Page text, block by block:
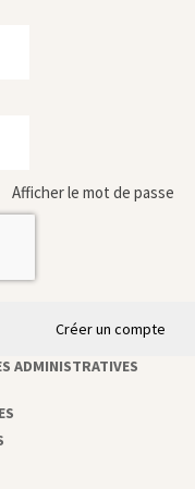
Afficher le mot de passe
Créer un compte
ADMINISTRATIVES